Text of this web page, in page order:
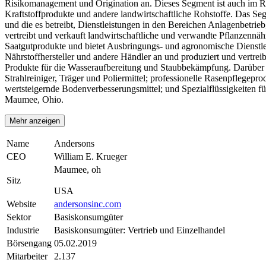
Risikomanagement und Origination an. Dieses Segment ist auch
Kraftstoffprodukte und andere landwirtschaftliche Rohstoffe. Das
und die es betreibt, Dienstleistungen in den Bereichen
vertreibt und verkauft landwirtschaftliche und verwandte
Saatgutprodukte und bietet Ausbringungs- und agronomische
Nährstoffhersteller und andere Händler an und produziert und
Produkte für die Wasseraufbereitung und Staubbekämpfung.
Strahlreiniger, Träger und Poliermittel; professionelle
wertsteigernde Bodenverbesserungsmittel; und Spezialflüssigkeiten
Maumee, Ohio.
Mehr anzeigen
Name
Andersons
CEO
William E. Krueger
Sitz
Maumee, oh
USA
Website
andersonsinc.com
Sektor
Basiskonsumgüter
Industrie
Basiskonsumgüter: Vertrieb und Einzelhandel
Börsengang 05.02.2019
Mitarbeiter
2.137